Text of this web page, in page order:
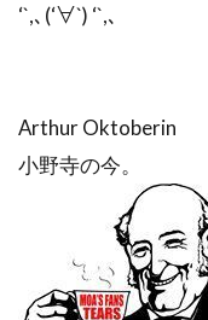
‘`,､(‘∀`) ‘`,､
Arthur Oktoberin
小野寺の今。